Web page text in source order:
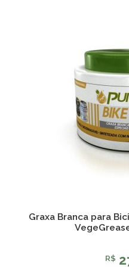
Graxa Branca para
R$